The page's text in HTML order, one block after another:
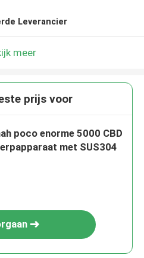
Leverancier
meer
prijs voor
poco enorme 5000 CBD
met SUS304